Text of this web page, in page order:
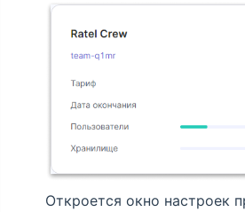
Откроется окно настроек